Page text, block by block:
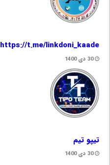
https://t.me/linkdoni_kaade
30 دی 1400
تیپو تیم
30 دی 1400